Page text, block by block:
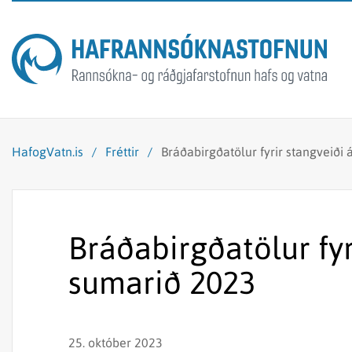
HafogVatn.is / Fréttir / Bráðabirgðatölur fyrir stangveiði
Bráðabirgðatölur
sumarið 2023
25. október 2023